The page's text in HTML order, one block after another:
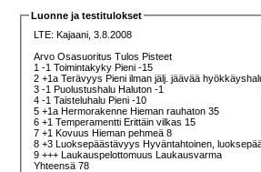
Luonne ja testitulokset
LTE:Kajaani, 3.8.2008
Arvo Osasuoritus Tulos Pisteet
1 -1 Toimintakyky Pieni -15
2 +1a Terävyys Pieni ilman jälj. jäävää
3 -1 Puolustushalu Haluton -1
4 -1 Taisteluhalu Pieni -10
5 +1a Hermorakenne Hieman rauhaton 35
6 +1 Temperamentti Erittäin vilkas 15
7 +1 Kovuus Hieman pehmeä 8
8 +3 Luoksepäästävyys Hyväntahtoinen,
9 +++ Laukauspelottomuus Laukausvarma
Yhteensä 78